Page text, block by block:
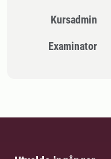
Kursadmin
Examinator